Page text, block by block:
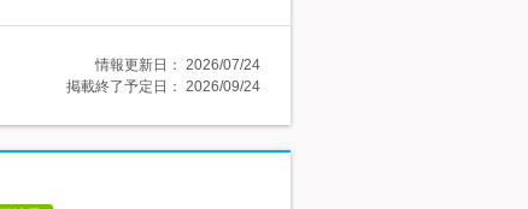
情報更新日： 2026/07/24
掲載終了予定日： 2026/09/24